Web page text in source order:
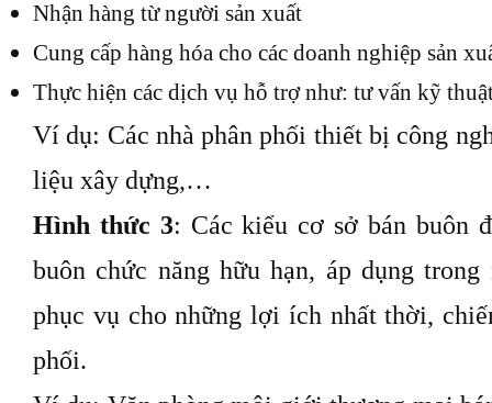
Nhận hàng từ người sản xuất
Cung cấp hàng hóa cho các doanh nghiệp sản
Thực hiện các dịch vụ hỗ trợ như: tư vấn kỹ
Ví dụ: Các nhà phân phối thiết bị công
liệu xây dựng,…
Hình thức 3: Các kiểu cơ sở bán buôn
buôn chức năng hữu hạn, áp dụng
phục vụ cho những lợi ích nhất thời,
phối.